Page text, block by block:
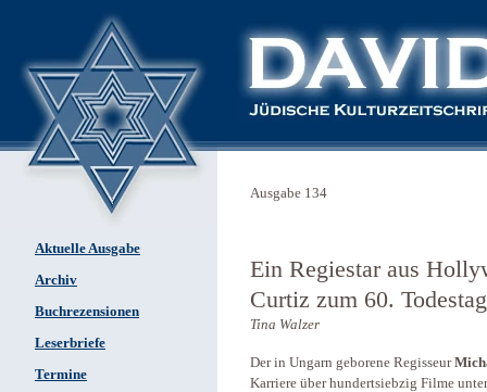
Aktuelle Ausgabe
Archiv
Buchrezensionen
Leserbriefe
Termine
Ausgabe 134
Ein Regiestar aus
Curtiz zum 60. Todestag
Tina Walzer
Der in Ungarn geborene Regisseur
Karriere über hundertsiebzig Filme